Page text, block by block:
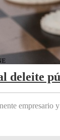
deleite